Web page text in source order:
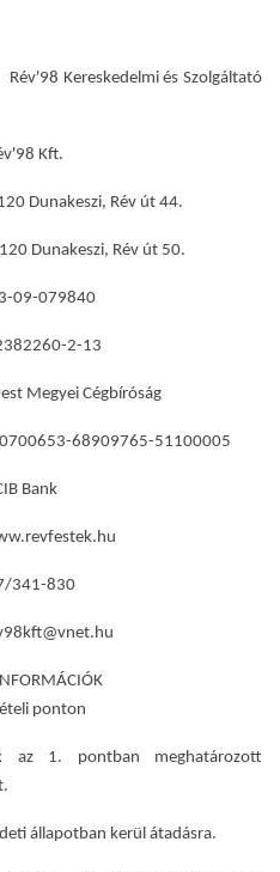
és Szolgáltató
Kft.
Dunakeszi, Rév út 44.
Rév út 50.
079840
2-13
Cégbíróság
68909765-51100005
Bank
830
ponton
az 1. pontban meghatározott
állapotban kerül átadásra.